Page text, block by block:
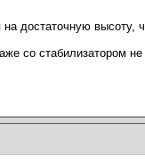
достаточную высоту,
со стабилизатором